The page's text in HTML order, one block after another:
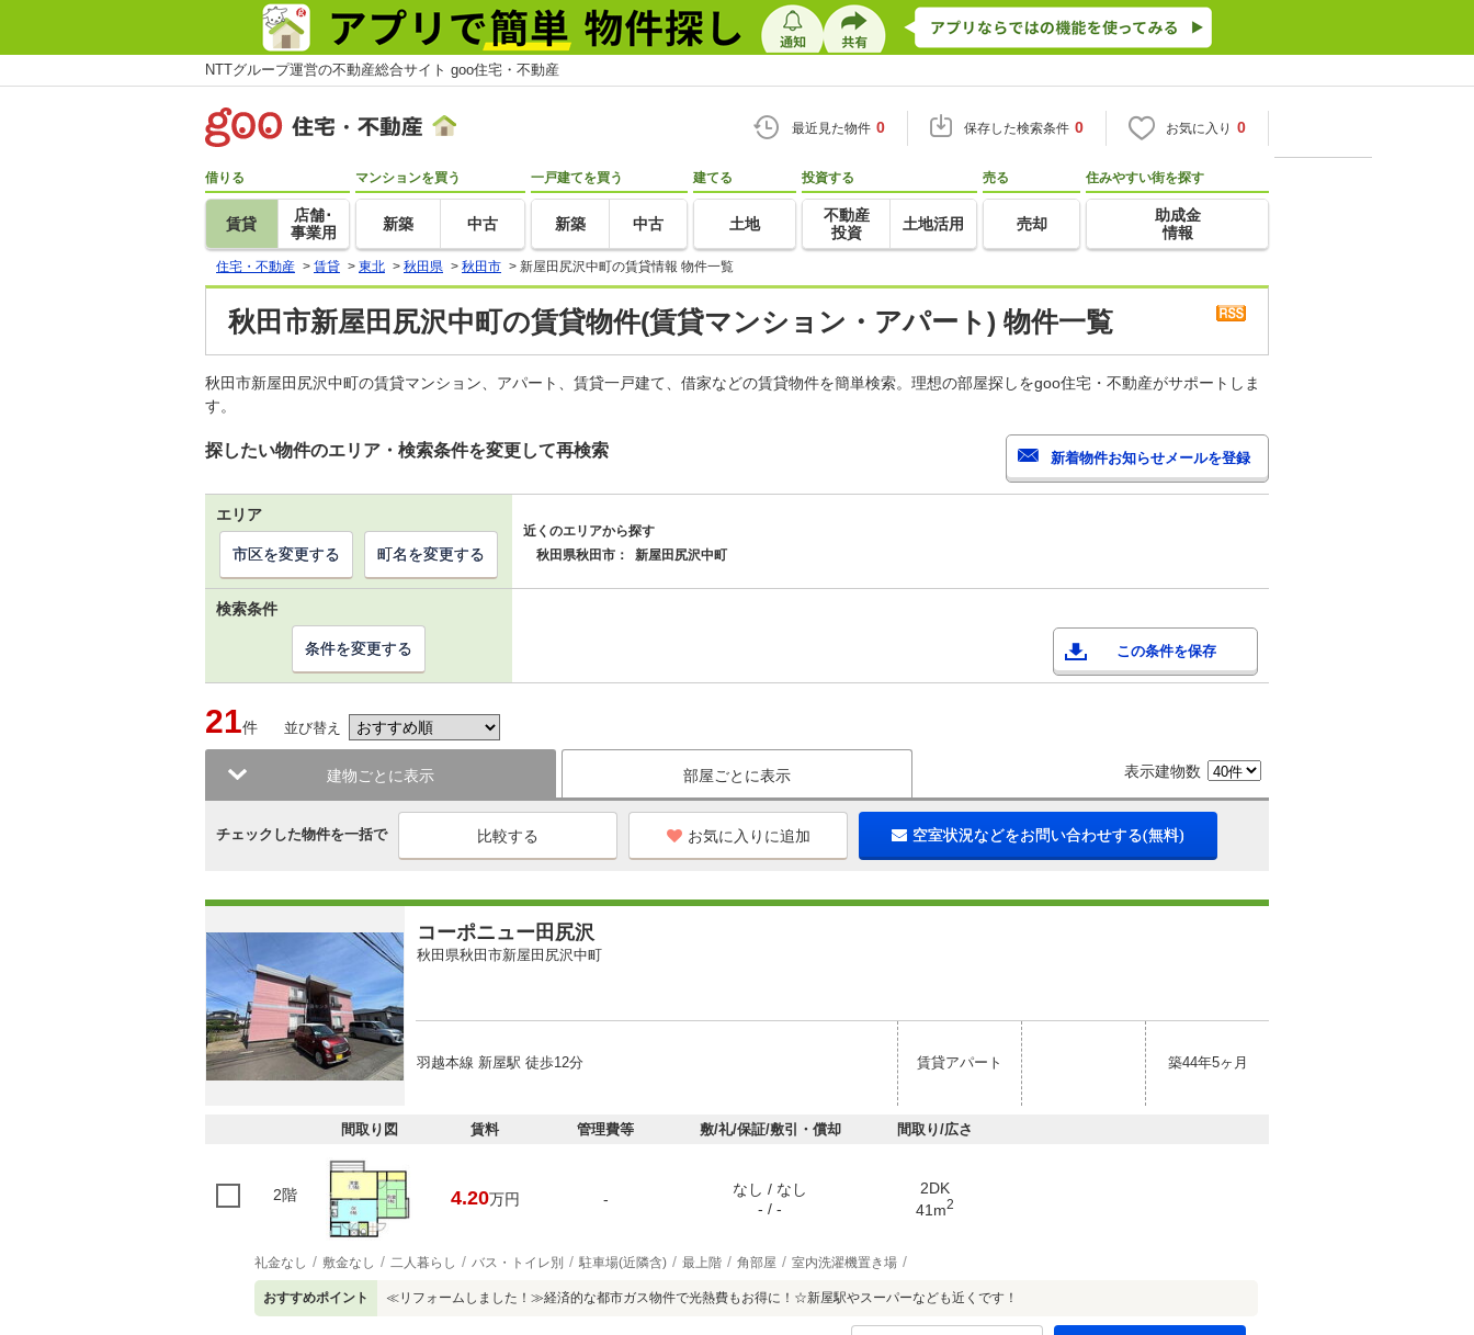
NTTグループ運営の不動産総合サイト goo住宅・不動産
最近見た物件 0 保存した検索条件 0 お気に入り 0
借りる
賃貸
店舗･
事業用
マンションを買う
新築 中古
一戸建てを買う
新築 中古
建てる
土地
投資する
不動産
投資
土地活用
売る
売却
住みやすい街を探す
助成金
情報
住宅・不動産 > 賃貸 > 東北 > 秋田県 > 秋田市 > 新屋田尻沢中町の賃貸情報 物件一覧
秋田市新屋田尻沢中町の賃貸物件(賃貸マンション・アパート) 物件一覧
秋田市新屋田尻沢中町の賃貸マンション、アパート、賃貸一戸建て、借家などの賃貸物件を簡単検索。理想の部屋探しをgoo住宅・不動産がサポートしま
す。
探したい物件のエリア・検索条件を変更して再検索
エリア
近くのエリアから探す
秋田県秋田市：
新屋田尻沢中町
市区を変更する 町名を変更する
検索条件
この条件を保存
条件を変更する
21件 並び替え
建物ごとに表示 部屋ごとに表示 表示建物数
チェックした物件を一括で お気に入りに追加 空室状況などをお問い合わせする(無料)
コーポニュー田尻沢
秋田県秋田市新屋田尻沢中町
羽越本線 新屋駅 徒歩12分 賃貸アパート 築44年5ヶ月
間取り図 賃料 管理費等 敷/礼/保証/敷引・償却 間取り/広さ
2階 4.20万円 -
なし / なし
- / -
2DK
41m2
礼金なし 敷金なし 二人暮らし バス・トイレ別 駐車場(近隣含) 最上階 角部屋 室内洗濯機置き場
おすすめポイント ≪リフォームしました！≫経済的な都市ガス物件で光熱費もお得に！☆新屋駅やスーパーなども近くです！